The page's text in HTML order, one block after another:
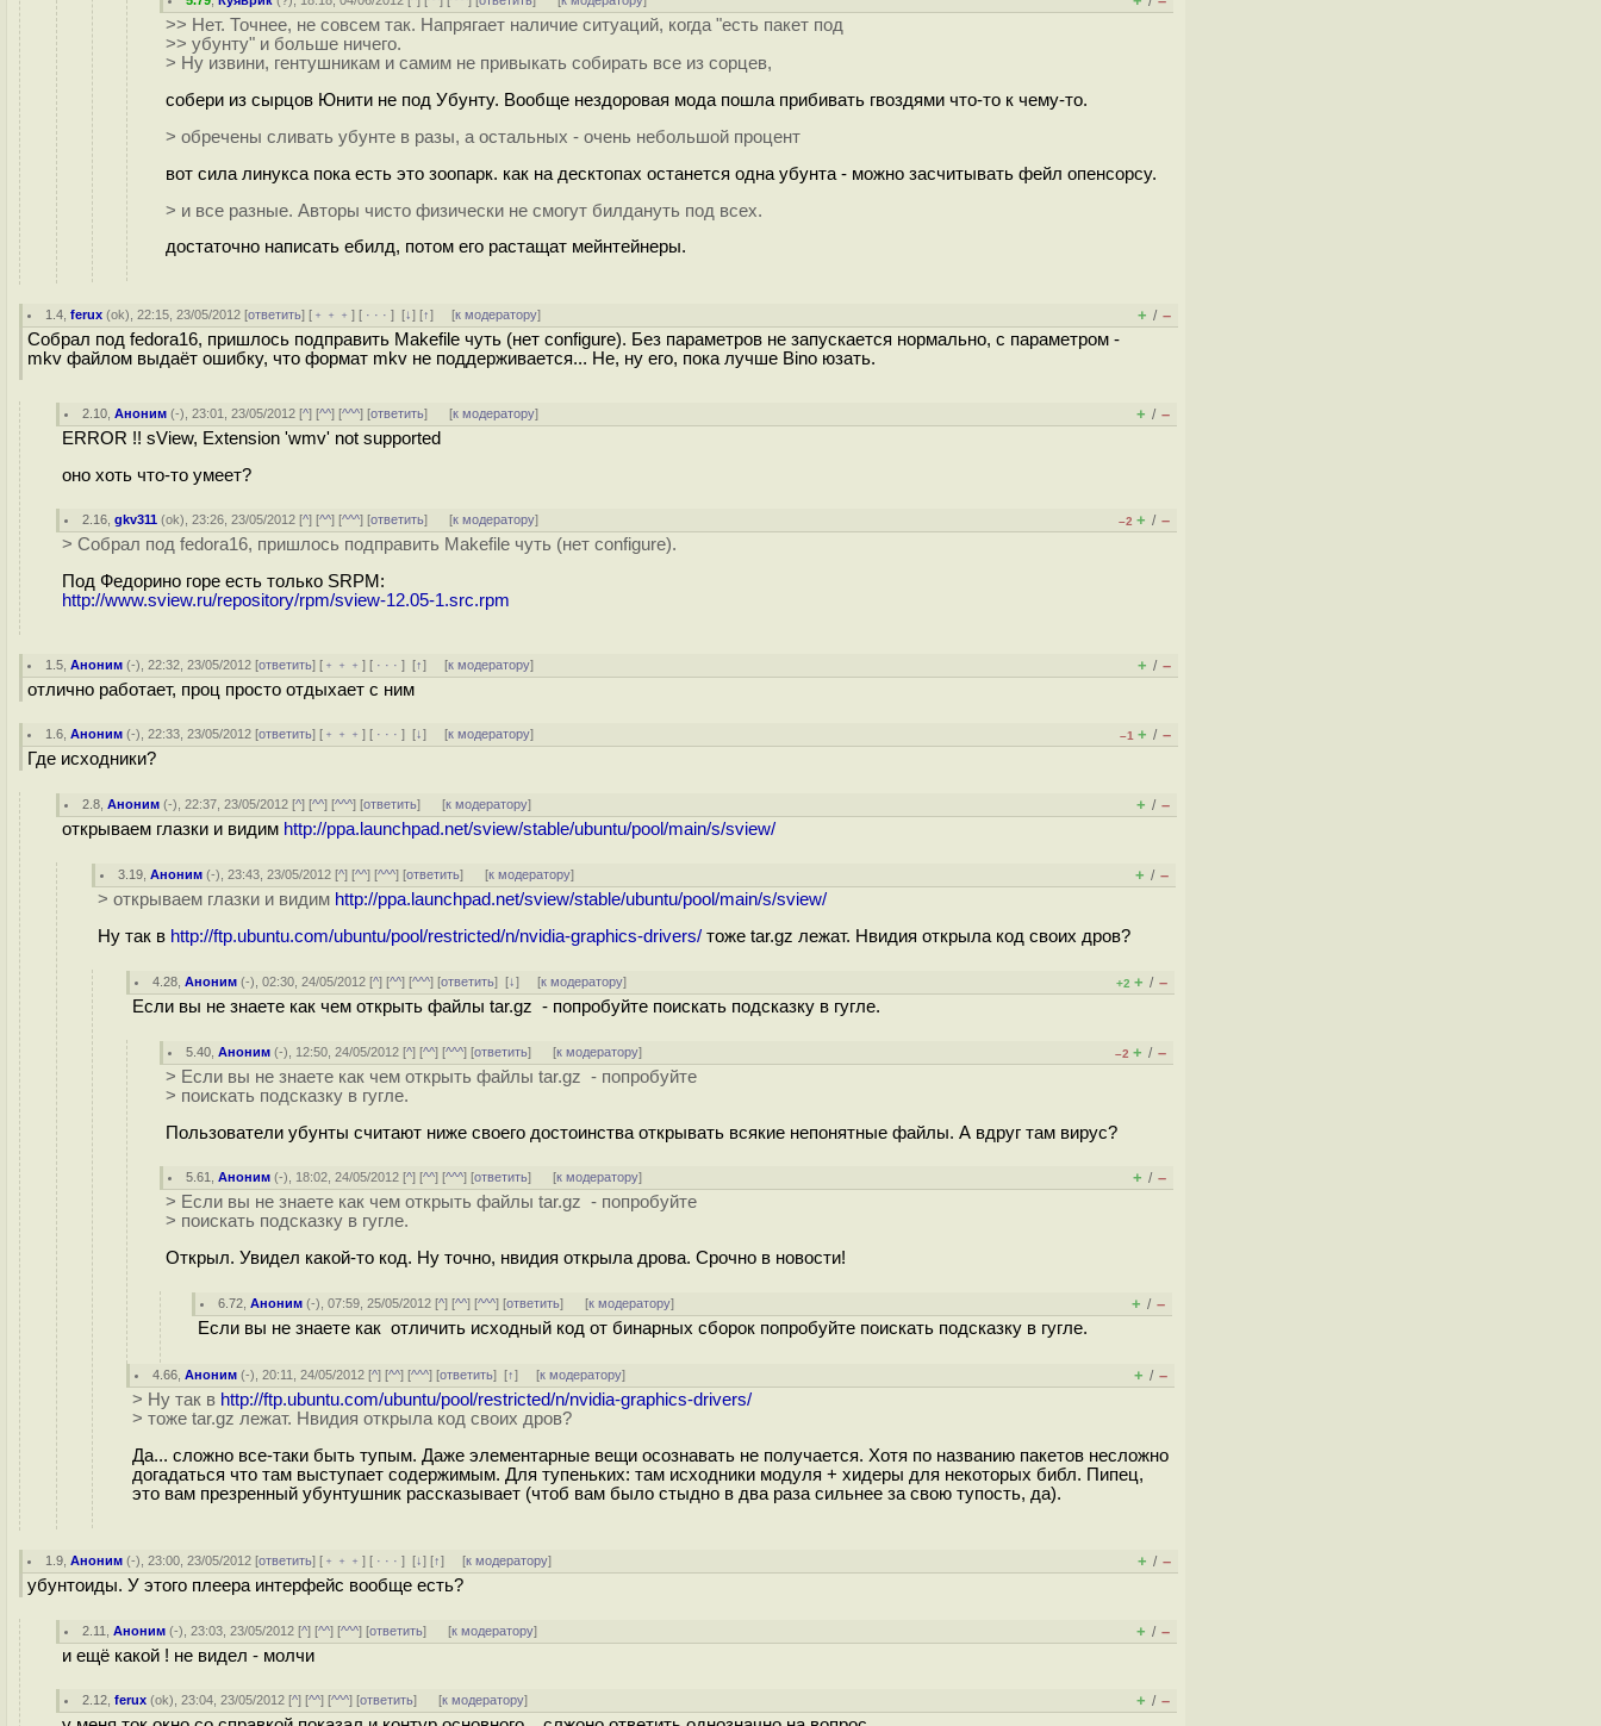
>> Нет. Точнее, не совсем так. Напрягает наличие ситуаций, когда "есть пакет под
>> убунту" и больше ничего.
> Ну извини, гентушникам и самим не привыкать собирать все из сорцев,
собери из сырцов Юнити не под Убунту. Вообще нездоровая мода пошла прибивать гвоздями что-то к чему-то.
> обречены сливать убунте в разы, а остальных - очень небольшой процент
вот сила линукса пока есть это зоопарк. как на десктопах останется одна убунта - можно засчитывать фейл опенсорсу.
> и все разные. Авторы чисто физически не смогут билдануть под всех.
достаточно написать ебилд, потом его растащат мейнтейнеры.
1.4 ,ferux (ok), 22:15, 23/05/2012 [ответить] [ ﹢﹢﹢] [ · · ·][↓] [↑] [к модератору] + / –
Собрал под fedora16, пришлось подправить Makefile чуть (нет configure). Без параметров не запускается нормально, с параметром -
mkv файлом выдаёт ошибку, что формат mkv не поддерживается... Не, ну его, пока лучше Bino юзать.
2.10 ,Аноним (-), 23:01, 23/05/2012 [^] [^^] [^^^] [ответить] [к модератору] + / –
ERROR !! sView, Extension 'wmv' not supported
оно хоть что-то умеет?
2.16 ,gkv311 (ok), 23:26, 23/05/2012 [^] [^^] [^^^] [ответить] [к модератору] –2 + / –
> Собрал под fedora16, пришлось подправить Makefile чуть (нет configure).
Под Федорино горе есть только SRPM:
http://www.sview.ru/repository/rpm/sview-12.05-1.src.rpm
1.5 ,Аноним (-), 22:32, 23/05/2012 [ответить] [ ﹢﹢﹢] [ · · ·][↑] [к модератору] + / –
отлично работает, проц просто отдыхает с ним
1.6 ,Аноним (-), 22:33, 23/05/2012 [ответить] [ ﹢﹢﹢] [ · · ·][↓] [к модератору] –1 + / –
Где исходники?
2.8 ,Аноним (-), 22:37, 23/05/2012 [^] [^^] [^^^] [ответить] [к модератору] + / –
открываем глазки и видим http://ppa.launchpad.net/sview/stable/ubuntu/pool/main/s/sview/
3.19 ,Аноним (-), 23:43, 23/05/2012 [^] [^^] [^^^] [ответить] [к модератору] + / –
> открываем глазки и видим http://ppa.launchpad.net/sview/stable/ubuntu/pool/main/s/sview/
Ну так в http://ftp.ubuntu.com/ubuntu/pool/restricted/n/nvidia-graphics-drivers/ тоже tar.gz лежат. Нвидия открыла код своих дров?
4.28 ,Аноним (-), 02:30, 24/05/2012 [^] [^^] [^^^] [ответить][↓] [к модератору] +2 + / –
Если вы не знаете как чем открыть файлы tar.gz - попробуйте поискать подсказку в гугле.
5.40 ,Аноним (-), 12:50, 24/05/2012 [^] [^^] [^^^] [ответить] [к модератору] –2 + / –
> Если вы не знаете как чем открыть файлы tar.gz - попробуйте
> поискать подсказку в гугле.
Пользователи убунты считают ниже своего достоинства открывать всякие непонятные файлы. А вдруг там вирус?
5.61 ,Аноним (-), 18:02, 24/05/2012 [^] [^^] [^^^] [ответить] [к модератору] + / –
> Если вы не знаете как чем открыть файлы tar.gz - попробуйте
> поискать подсказку в гугле.
Открыл. Увидел какой-то код. Ну точно, нвидия открыла дрова. Срочно в новости!
6.72 ,Аноним (-), 07:59, 25/05/2012 [^] [^^] [^^^] [ответить] [к модератору] + / –
Если вы не знаете как отличить исходный код от бинарных сборок попробуйте поискать подсказку в гугле.
4.66 ,Аноним (-), 20:11, 24/05/2012 [^] [^^] [^^^] [ответить][↑] [к модератору] + / –
> Ну так в http://ftp.ubuntu.com/ubuntu/pool/restricted/n/nvidia-graphics-drivers/
> тоже tar.gz лежат. Нвидия открыла код своих дров?
Да... сложно все-таки быть тупым. Даже элементарные вещи осознавать не получается. Хотя по названию пакетов несложно
догадаться что там выступает содержимым. Для тупеньких: там исходники модуля + хидеры для некоторых библ. Пипец,
это вам презренный убунтушник рассказывает (чтоб вам было стыдно в два раза сильнее за свою тупость, да).
1.9 ,Аноним (-), 23:00, 23/05/2012 [ответить] [ ﹢﹢﹢] [ · · ·][↓] [↑] [к модератору] + / –
убунтоиды. У этого плеера интерфейс вообще есть?
2.11 ,Аноним (-), 23:03, 23/05/2012 [^] [^^] [^^^] [ответить] [к модератору] + / –
и ещё какой ! не видел - молчи
2.12 ,ferux (ok), 23:04, 23/05/2012 [^] [^^] [^^^] [ответить] [к модератору] + / –